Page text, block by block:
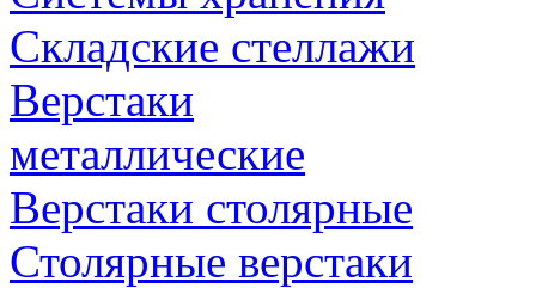
Складские стеллажи
Верстаки
металлические
Верстаки столярные
Столярные верстаки